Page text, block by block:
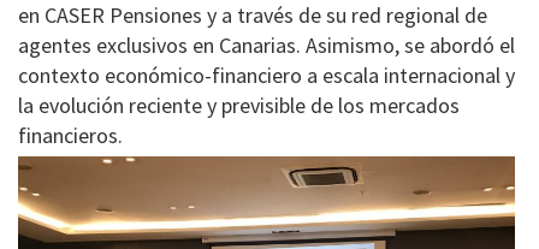
en CASER Pensiones y a través de su red regional de
agentes exclusivos en Canarias. Asimismo, se abordó el
contexto económico-financiero a escala internacional y
la evolución reciente y previsible de los mercados
financieros.